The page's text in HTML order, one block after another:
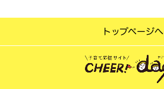
トップページへ